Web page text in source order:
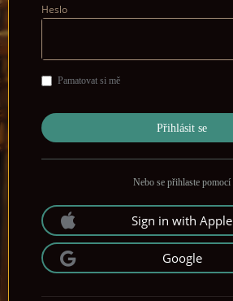
Heslo
Pamatovat si mě
Nebo se přihlaste pomocí
Sign in with Apple
Google